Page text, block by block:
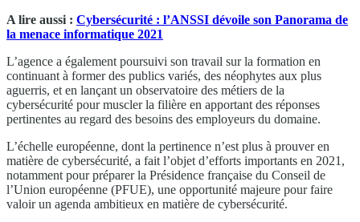
A lire aussi : Cybersécurité : l’ANSSI dévoile son Panorama de
la menace informatique 2021
L’agence a également poursuivi son travail sur la formation en
continuant à former des publics variés, des néophytes aux plus
aguerris, et en lançant un observatoire des métiers de la
cybersécurité pour muscler la filière en apportant des réponses
pertinentes au regard des besoins des employeurs du domaine.
L’échelle européenne, dont la pertinence n’est plus à prouver en
matière de cybersécurité, a fait l’objet d’efforts importants en 2021,
notamment pour préparer la Présidence française du Conseil de
l’Union européenne (PFUE), une opportunité majeure pour faire
valoir un agenda ambitieux en matière de cybersécurité.